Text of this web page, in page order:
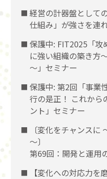
経営の計器盤として
仕組み」が強さを連
保護中: FIT2025「攻
に強い組織の築き方
～」セミナー
保護中: 第2回「事業
行の是正！ これから
ント」セミナー
〔変化をチャンス
〜〕
第69回：開発と運用
【変化への対応力